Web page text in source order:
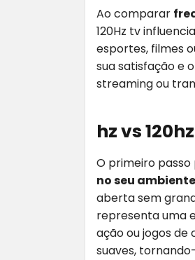
Ao comparar
120Hz tv
esportes, filmes
sua satisfação e
streaming ou
hz vs
O primeiro
no seu ambiente
aberta sem
representa uma
ação ou jogos de
suaves,